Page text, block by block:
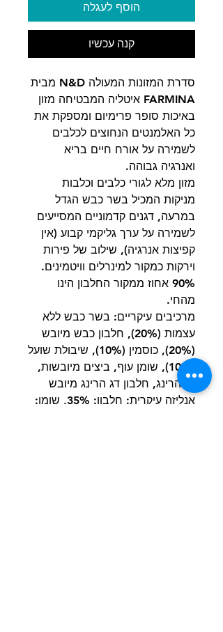
הוסף לעגלה
קנה עכשיו
סדרת המזונות המעולה N&D מבית
FARMINA איטליה המבטיחה מזון
באיכות סופר פרימיום ומספקת את
כל האלמנטים הנחוצים לכלבים
לשמירה על אורח חיים בריא
ואנרגיה גבוהה.
מזון מלא לגורי כלבים וכלבות
מניקות המכיל בשר כבש הגדל
במרעה, דגנים קדמוניים המסייעים
לשמירה על ערך גליקמי קבוע (אין
קפיצות אנרגיה), שילוב של פירות
וירקות כמקור למינרלים וויטמינים.
90% אחוז ממקור החלבון הינו
מהחי.
מרכיבים עיקריים: בשר כבש ללא
עצמות (20%), חלבון כבש מיובש
(20%), כוסמין (10%), שיבולת שועל
(10%), שומן עוף, ביצים מיובשות,
דג הרינג, חלבון דג הרינג מיובש
אנליזה עיקרית: חלבון: 35%, שומן: